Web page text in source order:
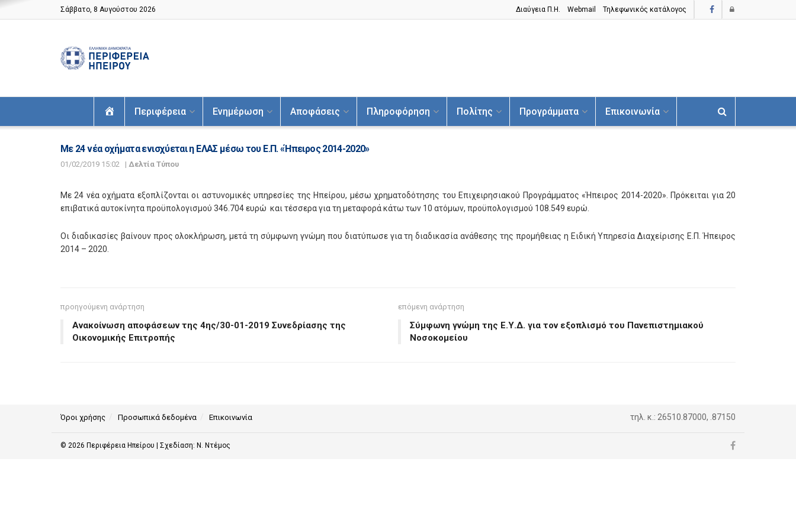
Σάββατο, 8 Αυγούστου 2026 Διαύγεια Π.H. Webmail Τηλεφωνικός κατάλογος
ΑρχικήΠεριφέρεια Ενημέρωση Αποφάσεις Πληροφόρηση Πολίτης Προγράμματα Επικοινωνία
Με 24 νέα οχήματα ενισχύεται η ΕΛΑΣ μέσω του Ε.Π. «Ήπειρος 2014-2020»
01/02/2019 15:02 | Δελτία Τύπου
Με 24 νέα οχήματα εξοπλίζονται οι αστυνομικές υπηρεσίες της Ηπείρου, μέσω χρηματοδότησης του Επιχειρησιακού Προγράμματος «Ήπειρος 2014-2020». Πρόκειται για 20
επιβατικά αυτοκίνητα προϋπολογισμού 346.704 ευρώ και τέσσερα για τη μεταφορά κάτω των 10 ατόμων, προϋπολογισμού 108.549 ευρώ.
Οι διαδικασίες βαίνουν προς ολοκλήρωση, μετά τη σύμφωνη γνώμη που διατύπωσε για τη διαδικασία ανάθεσης της προμήθειας η Ειδική Υπηρεσία Διαχείρισης Ε.Π. Ήπειρος
2014 – 2020.
προηγούμενη ανάρτηση
Ανακοίνωση αποφάσεων της 4ης/30-01-2019 Συνεδρίασης της
Οικονομικής Επιτροπής
επόμενη ανάρτηση
Σύμφωνη γνώμη της Ε.Υ.Δ. για τον εξοπλισμό του Πανεπιστημιακού
Νοσοκομείου
Όροι χρήσης Προσωπικά δεδομένα Επικοινωνία τηλ. κ.: 26510.87000, .87150
© 2026 Περιφέρεια Ηπείρου | Σχεδίαση: Ν. Ντέμος